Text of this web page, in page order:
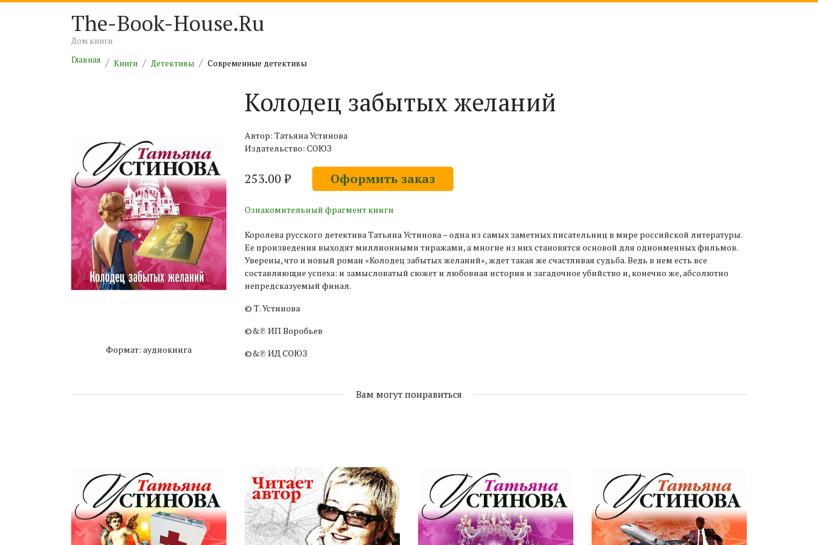
The-Book-House.Ru
Дом книги
Главная
Книги Детективы Современные детективы
Формат: аудиокнига
Колодец забытых желаний
Автор: Татьяна Устинова
Издательство: СОЮЗ
253.00 ₽ Оформить заказ
Ознакомительный фрагмент книги
Королева русского детектива Татьяна Устинова – одна из самых заметных писательниц в мире российской литературы.
Ее произведения выходят миллионными тиражами, а многие из них становятся основой для одноименных фильмов.
Уверены, что и новый роман «Колодец забытых желаний», ждет такая же счастливая судьба. Ведь в нем есть все
составляющие успеха: и замысловатый сюжет и любовная история и загадочное убийство и, конечно же, абсолютно
непредсказуемый финал.
© Т. Устинова
©&℗ ИП Воробьев
©&℗ ИД СОЮЗ
Вам могут понравиться